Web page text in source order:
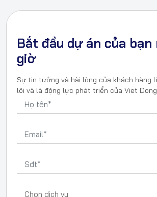
Bắt đầu dự án của bạn
giờ
Sự tin tưởng và hài lòng của khách hàng
lõi và là động lực phát triển của Viet Dong